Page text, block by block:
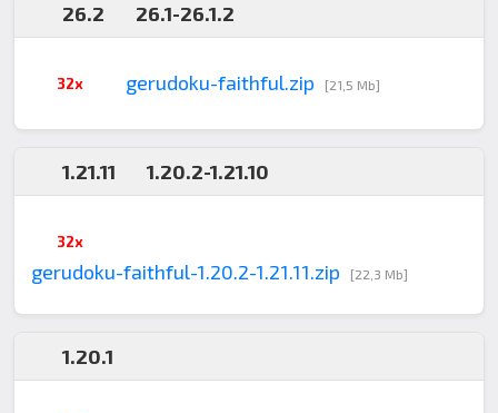
26.2 26.1-26.1.2
32x gerudoku-faithful.zip [21,5 Mb]
1.21.11 1.20.2-1.21.10
32x
gerudoku-faithful-1.20.2-1.21.11.zip [22,3 Mb]
1.20.1